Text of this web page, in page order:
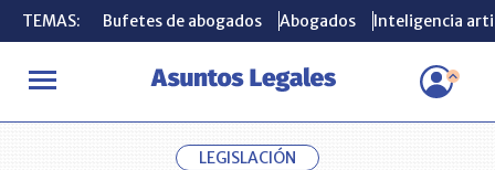
TEMAS: Bufetes de abogados Abogados Inteligencia
INICIO ACTUALIDAD Proyecto que creaba amnistía en
TEMAS: Bufetes de abogados Abogados Inteligencia
LEGISLACIÓN